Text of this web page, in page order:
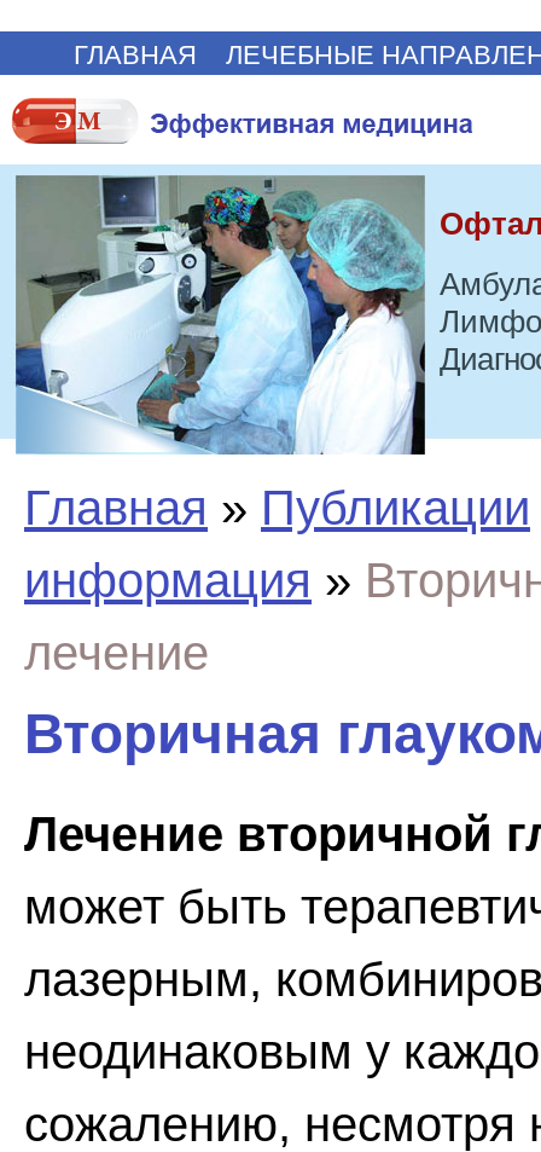
ГЛАВНАЯ ЛЕЧЕБНЫЕ
Главная » Публикации
информация »
лечение
Вторичная
Лечение вторичной
может быть
лазерным,
неодинаковым у
сожалению, несмотря